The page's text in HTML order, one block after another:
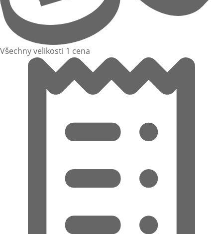
Všechny velikosti 1 cena